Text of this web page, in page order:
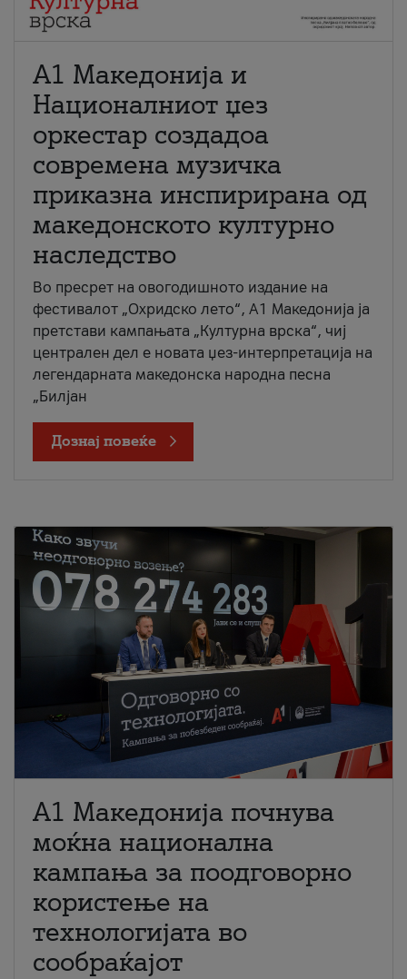
А1 Македонија и
Националниот џез
оркестар создадоа
современа музичка
приказна инспирирана од
македонското културно
наследство
Во пресрет на овогодишното издание на
фестивалот „Охридско лето“, А1 Македонија ја
претстави кампањата „Културна врска“, чиј
централен дел е новата џез-интерпретација на
легендарната македонска народна песна
„Билјан
Дознај повеќе
A1 Македонија почнува
моќна национална
кампања за поодговорно
користење на
технологијата во
сообраќајот